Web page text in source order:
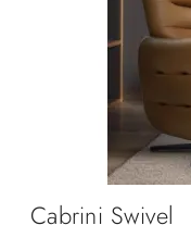
Cabrini Swivel